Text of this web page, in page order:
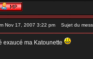
Nov 17, 2007 3:22 pm Sujet du
exaucé ma Katounette